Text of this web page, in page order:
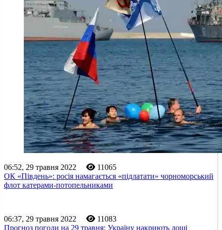
06:52, 29 травня 2022
11065
ОК «Південь»: росія намагається «підлатати» чорноморський
флот катерами-потопельниками
06:37, 29 травня 2022
11083
Прогноз погоди на 29 травня: Україну накриють дощі